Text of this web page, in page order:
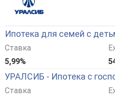
Ипотека для семей с
Ставка
5,99%
УРАЛСИБ - Ипотека с
Ставка